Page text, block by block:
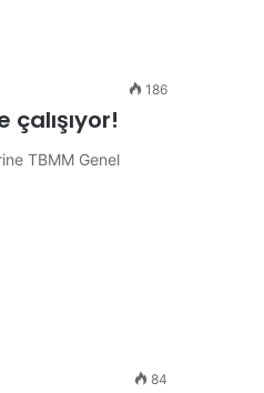
186
TBMM Genel
84